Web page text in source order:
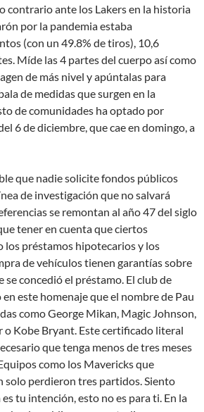
contrario ante los Lakers en la historia
por la pandemia estaba
(con un 49.8% de tiros), 10,6
Míde las 4 partes del cuerpo así como
de más nivel y apúntalas para
de medidas que surgen en la
de comunidades ha optado por
6 de diciembre, que cae en domingo, a
que nadie solicite fondos públicos
de investigación que no salvará
se remontan al año 47 del siglo
tener en cuenta que ciertos
los préstamos hipotecarios y los
de vehículos tienen garantías sobre
se concedió el préstamo. El club de
este homenaje que el nombre de Pau
como George Mikan, Magic Johnson,
o Kobe Bryant. Este certificado literal
que tenga menos de tres meses
como los Mavericks que
solo perdieron tres partidos. Siento
tu intención, esto no es para ti. En la